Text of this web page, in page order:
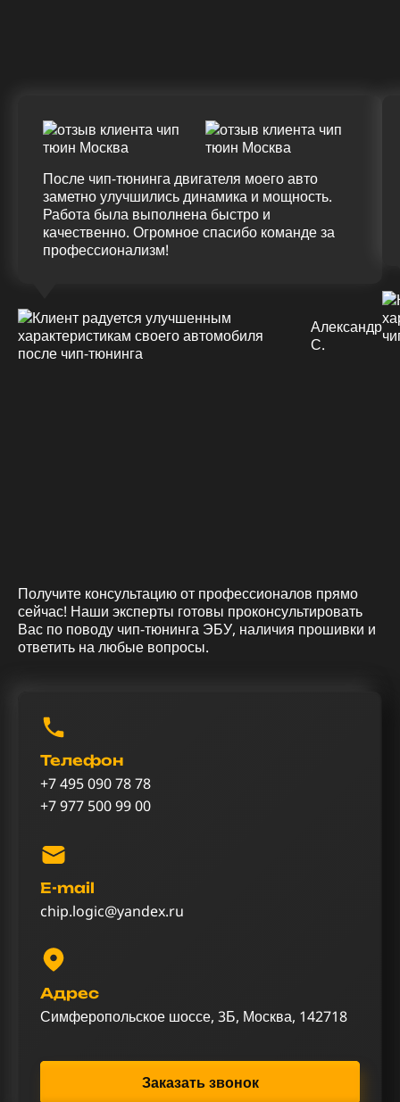
После чип-тюнинга двигателя моего авто
заметно улучшились динамика и мощность.
Работа была выполнена быстро и
качественно. Огромное спасибо команде за
профессионализм!
Александр
С.
Получите консультацию от профессионалов прямо
сейчас! Наши эксперты готовы проконсультировать
Вас по поводу чип-тюнинга ЭБУ, наличия прошивки и
ответить на любые вопросы.
Телефон
+7 495 090 78 78
+7 977 500 99 00
E-mail
chip.logic@yandex.ru
Адрес
Симферопольское шоссе, 3Б, Москва, 142718
Заказать звонок